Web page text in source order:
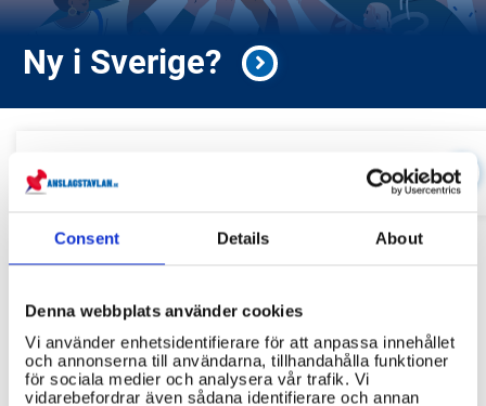
Consent Details About
Denna webbplats använder cookies
Vi använder enhetsidentifierare för att anpassa innehållet
och annonserna till användarna, tillhandahålla funktioner
för sociala medier och analysera vår trafik. Vi
vidarebefordrar även sådana identifierare och annan
Ny i Sverige?
Aktuellt i
Kommande event och information
Relaterade länkar
Servicekontor
Bibliotek